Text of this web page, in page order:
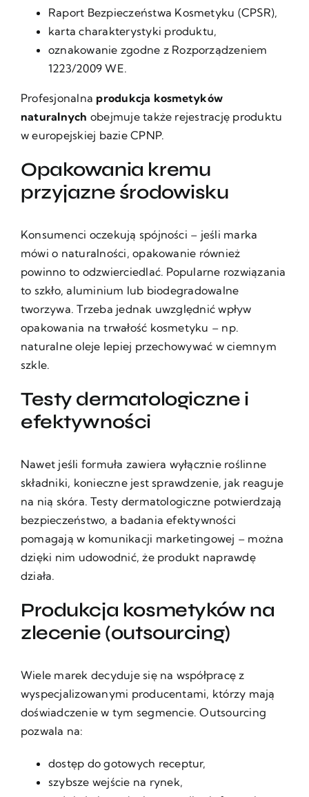
Raport Bezpieczeństwa Kosmetyku (CPSR),
karta charakterystyki produktu,
oznakowanie zgodne z Rozporządzeniem
1223/2009 WE.
Profesjonalna produkcja kosmetyków
naturalnych obejmuje także rejestrację produktu
w europejskiej bazie CPNP.
Opakowania kremu
przyjazne środowisku
Konsumenci oczekują spójności – jeśli marka
mówi o naturalności, opakowanie również
powinno to odzwierciedlać. Popularne rozwiązania
to szkło, aluminium lub biodegradowalne
tworzywa. Trzeba jednak uwzględnić wpływ
opakowania na trwałość kosmetyku – np.
naturalne oleje lepiej przechowywać w ciemnym
szkle.
Testy dermatologiczne i
efektywności
Nawet jeśli formuła zawiera wyłącznie roślinne
składniki, konieczne jest sprawdzenie, jak reaguje
na nią skóra. Testy dermatologiczne potwierdzają
bezpieczeństwo, a badania efektywności
pomagają w komunikacji marketingowej – można
dzięki nim udowodnić, że produkt naprawdę
działa.
Produkcja kosmetyków na
zlecenie (outsourcing)
Wiele marek decyduje się na współpracę z
wyspecjalizowanymi producentami, którzy mają
doświadczenie w tym segmencie. Outsourcing
pozwala na:
dostęp do gotowych receptur,
szybsze wejście na rynek,